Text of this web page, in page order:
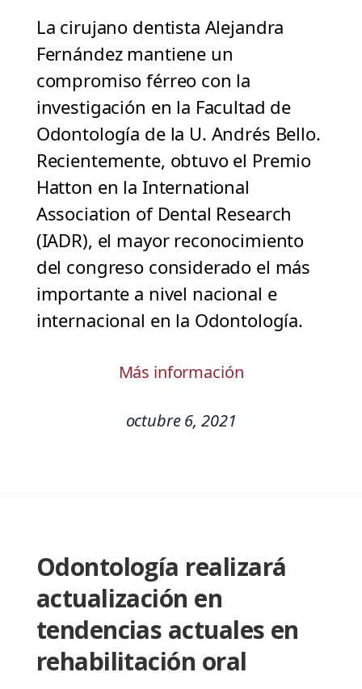
La cirujano dentista Alejandra
Fernández mantiene un
compromiso férreo con la
investigación en la Facultad de
Odontología de la U. Andrés Bello.
Recientemente, obtuvo el Premio
Hatton en la International
Association of Dental Research
(IADR), el mayor reconocimiento
del congreso considerado el más
importante a nivel nacional e
internacional en la Odontología.
Más información
octubre 6, 2021
Odontología realizará
actualización en
tendencias actuales en
rehabilitación oral